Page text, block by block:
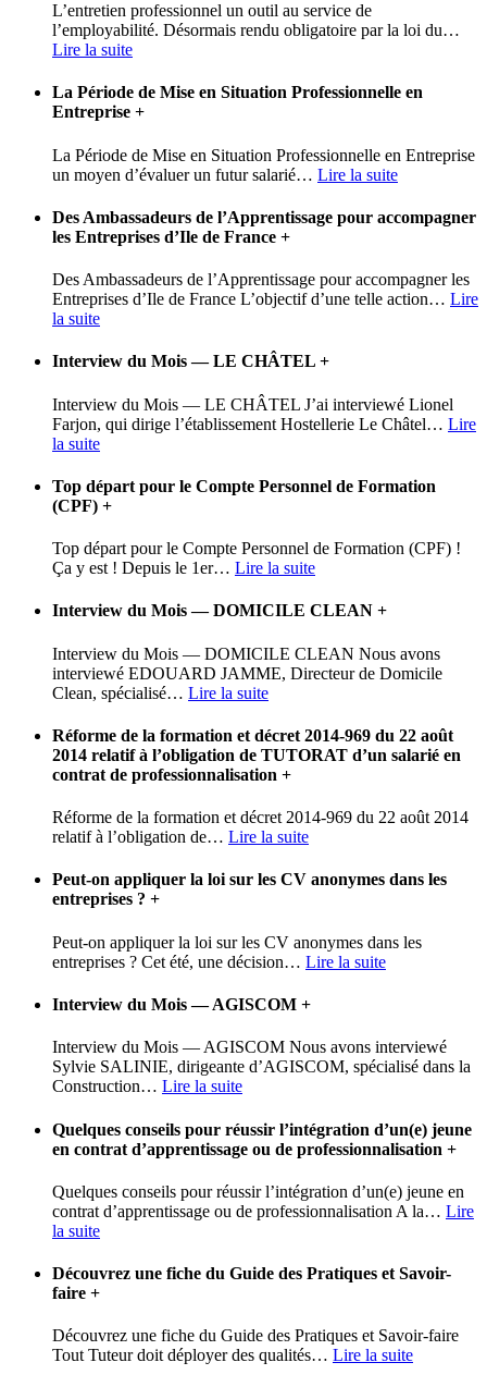
L’entretien professionnel un outil au service de
l’employabilité. Désormais rendu obligatoire par la loi du…
Lire la suite
La Période de Mise en Situation Professionnelle en
Entreprise +
La Période de Mise en Situation Professionnelle en Entreprise
un moyen d’évaluer un futur salarié… Lire la suite
Des Ambassadeurs de l’Apprentissage pour accompagner
les Entreprises d’Ile de France +
Des Ambassadeurs de l’Apprentissage pour accompagner les
Entreprises d’Ile de France L’objectif d’une telle action… Lire
la suite
Interview du Mois — LE CHÂTEL +
Interview du Mois — LE CHÂTEL J’ai interviewé Lionel
Farjon, qui dirige l’établissement Hostellerie Le Châtel… Lire
la suite
Top départ pour le Compte Personnel de Formation
(CPF) +
Top départ pour le Compte Personnel de Formation (CPF) !
Ça y est ! Depuis le 1er… Lire la suite
Interview du Mois — DOMICILE CLEAN +
Interview du Mois — DOMICILE CLEAN Nous avons
interviewé EDOUARD JAMME, Directeur de Domicile
Clean, spécialisé… Lire la suite
Réforme de la formation et décret 2014-969 du 22 août
2014 relatif à l’obligation de TUTORAT d’un salarié en
contrat de professionnalisation +
Réforme de la formation et décret 2014-969 du 22 août 2014
relatif à l’obligation de… Lire la suite
Peut-on appliquer la loi sur les CV anonymes dans les
entreprises ? +
Peut-on appliquer la loi sur les CV anonymes dans les
entreprises ? Cet été, une décision… Lire la suite
Interview du Mois — AGISCOM +
Interview du Mois — AGISCOM Nous avons interviewé
Sylvie SALINIE, dirigeante d’AGISCOM, spécialisé dans la
Construction… Lire la suite
Quelques conseils pour réussir l’intégration d’un(e) jeune
en contrat d’apprentissage ou de professionnalisation +
Quelques conseils pour réussir l’intégration d’un(e) jeune en
contrat d’apprentissage ou de professionnalisation A la… Lire
la suite
Découvrez une fiche du Guide des Pratiques et Savoir-
faire +
Découvrez une fiche du Guide des Pratiques et Savoir-faire
Tout Tuteur doit déployer des qualités… Lire la suite